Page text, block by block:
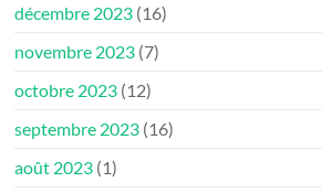
décembre 2023 (16)
novembre 2023 (7)
octobre 2023 (12)
septembre 2023 (16)
août 2023 (1)